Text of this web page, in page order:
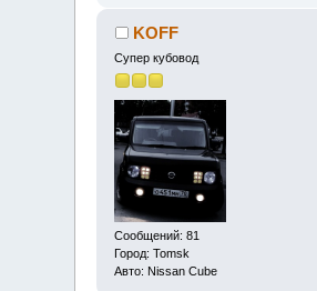
KOFF
Супер кубовод
Сообщений: 81
Город: Tomsk
Авто: Nissan Cube